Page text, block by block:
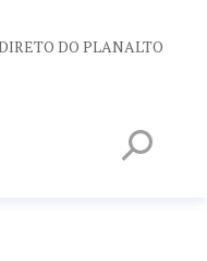
DO PLANALTO